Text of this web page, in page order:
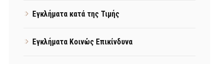
Εγκλήματα κατά της Τιμής
Εγκλήματα Κοινώς Επικίνδυνα